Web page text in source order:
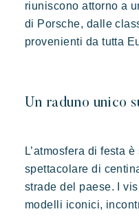
Kon Tiki
Festoso Paradiso
Le nostre
Contattarci
riuniscono attorno a
di Porsche, dalle
provenienti da tutta
Un raduno unico
L’atmosfera di festa
spettacolare di
strade del paese. I
modelli iconici,